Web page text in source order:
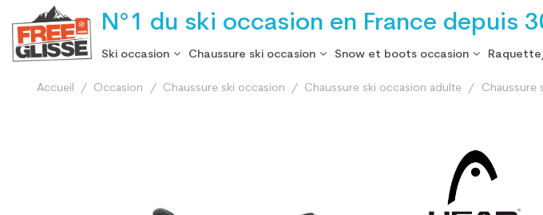
N°1 du ski occasion en France depuis
Ski occasion Chaussure ski occasion Snow et boots occasion
Accueil Occasion Chaussure ski occasion Chaussure ski occasion adulte Chaussure